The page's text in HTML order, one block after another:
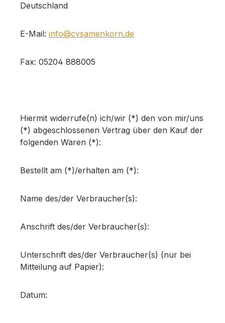
Deutschland
E-Mail: info@cvsamenkorn.de
Fax: 05204 888005
Hiermit widerrufe(n) ich/wir (*) den von mir/uns
(*) abgeschlossenen Vertrag über den Kauf der
folgenden Waren (*):
Bestellt am (*)/erhalten am (*):
Name des/der Verbraucher(s):
Anschrift des/der Verbraucher(s):
Unterschrift des/der Verbraucher(s) (nur bei
Mitteilung auf Papier):
Datum: